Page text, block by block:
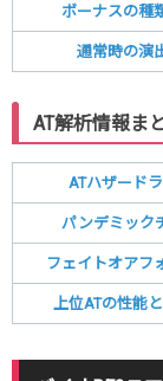
ボーナスの種
通常時の演
AT解析情報ま
ATハザード
パンデミック
フェイトオアフ
上位ATの性能